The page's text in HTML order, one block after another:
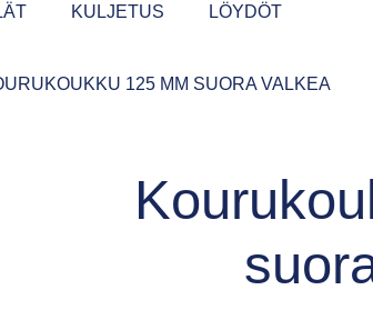
KULJETUS LÖYDÖT
125 MM SUORA VALKEA